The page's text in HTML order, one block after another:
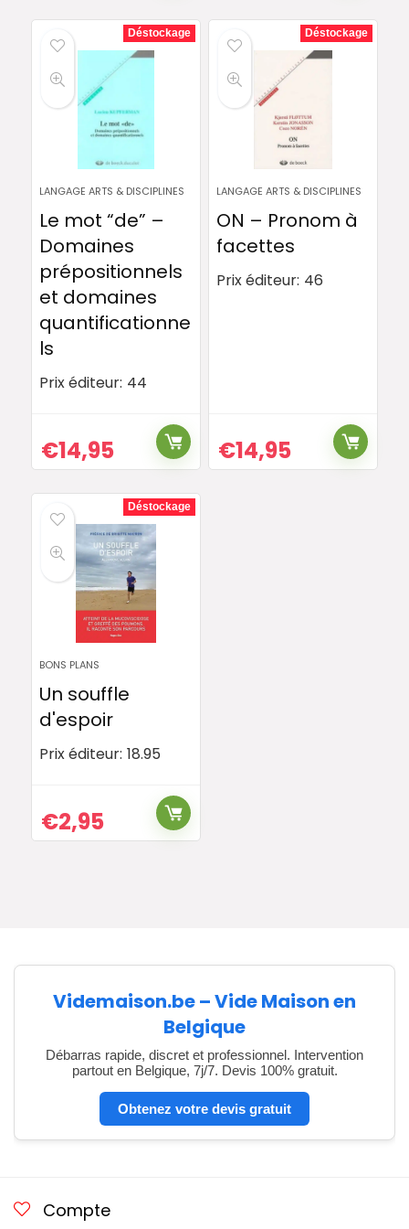
Déstockage
LANGAGE ARTS & DISCIPLINES
Le mot “de” –
Domaines
prépositionnels
et domaines
quantificationne
ls
Prix éditeur: 44
€14,95
Déstockage
LANGAGE ARTS & DISCIPLINES
ON – Pronom à
facettes
Prix éditeur: 46
€14,95
Déstockage
BONS PLANS
Un souffle
d'espoir
Prix éditeur: 18.95
€2,95
Videmaison.be – Vide Maison en
Belgique
Débarras rapide, discret et professionnel. Intervention
partout en Belgique, 7j/7. Devis 100% gratuit.
Obtenez votre devis gratuit
Compte